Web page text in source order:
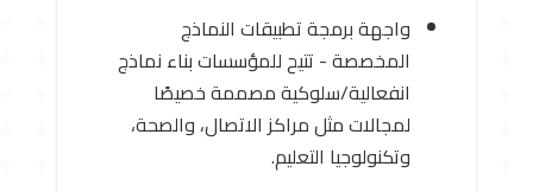
واجهة برمجة تطبيقات النماذج
المخصصة - تتيح للمؤسسات بناء نماذج
انفعالية/سلوكية مصممة خصيصًا
لمجالات مثل مراكز الاتصال، والصحة،
وتكنولوجيا التعليم.